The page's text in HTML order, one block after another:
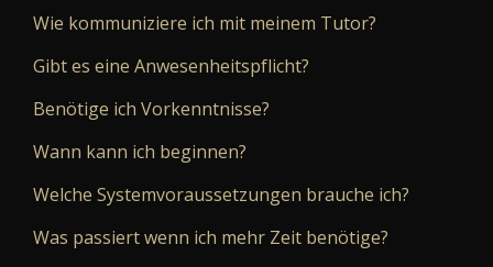
Wie kommuniziere ich mit meinem Tutor?
Gibt es eine Anwesenheitspflicht?
Benötige ich Vorkenntnisse?
Wann kann ich beginnen?
Welche Systemvoraussetzungen brauche ich?
Was passiert wenn ich mehr Zeit benötige?